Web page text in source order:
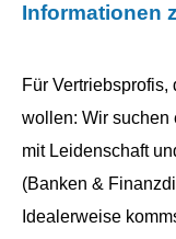
Informationen
Für
wollen: Wir suchen
mit Leidenschaft
(Banken &
Idealerweise